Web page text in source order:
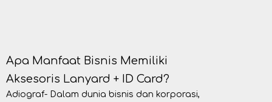
Apa Manfaat Bisnis Memiliki
Aksesoris Lanyard + ID Card?
Adiograf- Dalam dunia bisnis dan korporasi,